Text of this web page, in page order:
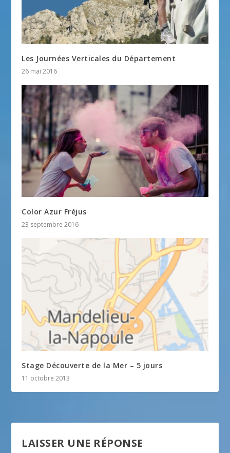
Les Journées Verticales du Département
26 mai 2016
Color Azur Fréjus
23 septembre 2016
Stage Découverte de la Mer – 5 jours
11 octobre 2013
LAISSER UNE RÉPONSE